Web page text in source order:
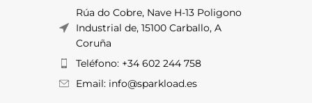
Rúa do Cobre, Nave H-13 Poligono
Industrial de, 15100 Carballo, A
Coruña
Teléfono: +34 602 244 758
Email: info@sparkload.es